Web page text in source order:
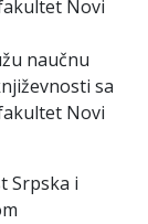
Novi
naučnu
sa
Novi
Srpska i